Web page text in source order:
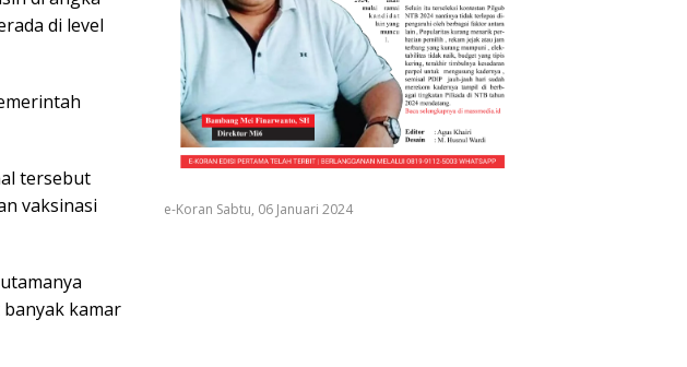
di level
tersebut
vaksinasi
kamar
e-Koran Sabtu, 06 Januari 2024